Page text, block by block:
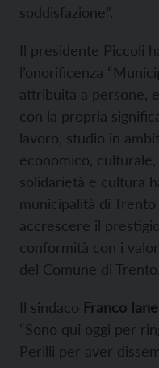
soddisfazione”.
Il presidente Piccoli
l’onorificenza
attribuita a persone,
con la propria
lavoro, studio in
economico,
solidarietà e cultura
municipalità di
accrescere il
conformità con i
del Comune di Trento.
Il sindaco Franco
“Sono qui oggi per
Perilli per aver